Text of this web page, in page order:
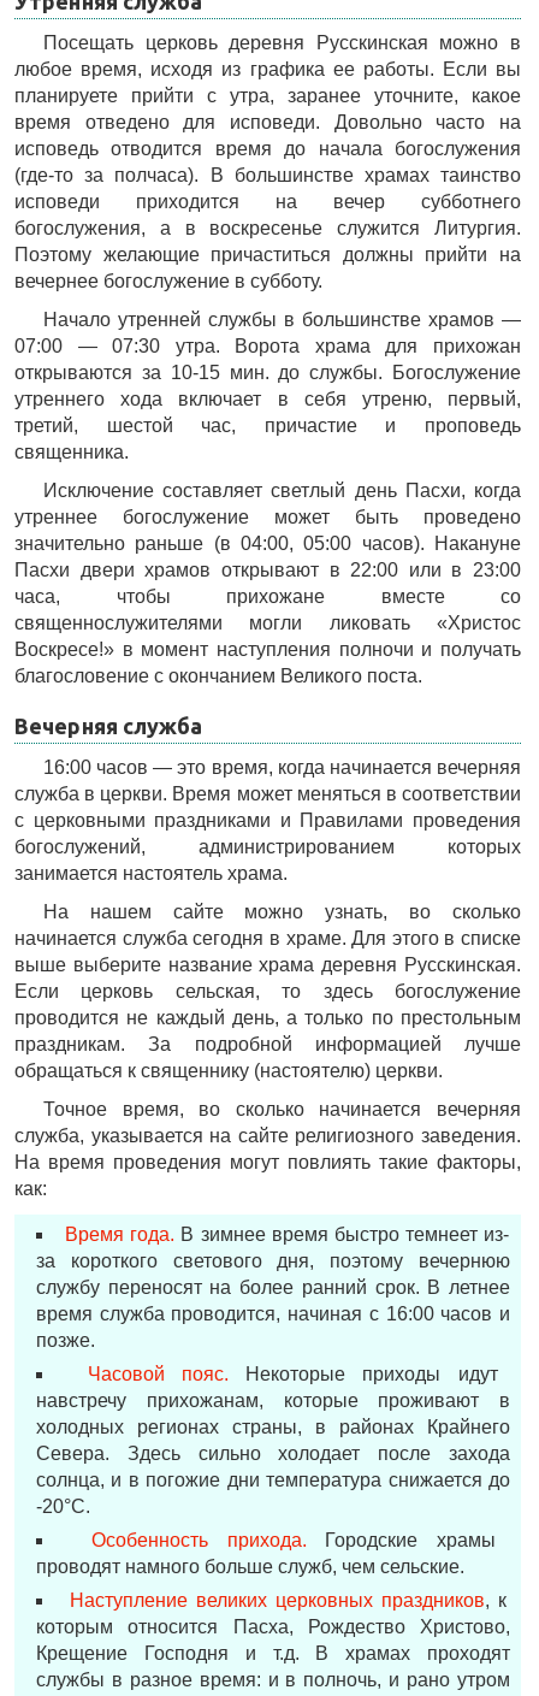
Посещать церковь деревня Русскинская можно в
любое время, исходя из графика ее работы. Если вы
планируете прийти с утра, заранее уточните, какое
время отведено для исповеди. Довольно часто на
исповедь отводится время до начала богослужения
(где-то за полчаса). В большинстве храмах таинство
исповеди приходится на вечер субботнего
богослужения, а в воскресенье служится Литургия.
Поэтому желающие причаститься должны прийти на
вечернее богослужение в субботу.
Начало утренней службы в большинстве храмов —
07:00 — 07:30 утра. Ворота храма для прихожан
открываются за 10-15 мин. до службы. Богослужение
утреннего хода включает в себя утреню, первый,
третий, шестой час, причастие и проповедь
священника.
Исключение составляет светлый день Пасхи, когда
утреннее богослужение может быть проведено
значительно раньше (в 04:00, 05:00 часов). Накануне
Пасхи двери храмов открывают в 22:00 или в 23:00
часа, чтобы прихожане вместе со
священнослужителями могли ликовать «Христос
Воскресе!» в момент наступления полночи и получать
благословение с окончанием Великого поста.
Вечерняя служба
16:00 часов — это время, когда начинается вечерняя
служба в церкви. Время может меняться в соответствии
с церковными праздниками и Правилами проведения
богослужений, администрированием которых
занимается настоятель храма.
На нашем сайте можно узнать, во сколько
начинается служба сегодня в храме. Для этого в списке
выше выберите название храма деревня Русскинская.
Если церковь сельская, то здесь богослужение
проводится не каждый день, а только по престольным
праздникам. За подробной информацией лучше
обращаться к священнику (настоятелю) церкви.
Точное время, во сколько начинается вечерняя
служба, указывается на сайте религиозного заведения.
На время проведения могут повлиять такие факторы,
как:
Время года. В зимнее время быстро темнеет из-
за короткого светового дня, поэтому вечернюю
службу переносят на более ранний срок. В летнее
время служба проводится, начиная с 16:00 часов и
позже.
Часовой пояс. Некоторые приходы идут
навстречу прихожанам, которые проживают в
холодных регионах страны, в районах Крайнего
Севера. Здесь сильно холодает после захода
солнца, и в погожие дни температура снижается до
-20°С.
Особенность прихода. Городские храмы
проводят намного больше служб, чем сельские.
Наступление великих церковных праздников, к
которым относится Пасха, Рождество Христово,
Крещение Господня и т.д. В храмах проходят
службы в разное время: и в полночь, и рано утром